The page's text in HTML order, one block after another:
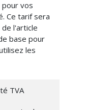
vos
Ce tarif sera
l'article
base pour
les
TVA